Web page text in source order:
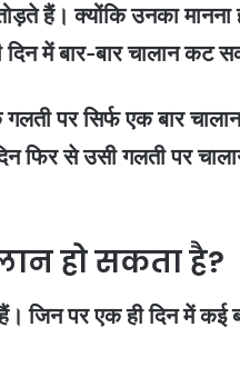
हैं। क्योंकि उनका मानना
में बार-बार चालान कट
पर सिर्फ एक बार
फिर से उसी गलती पर
हो सकता है?
जिन पर एक ही दिन में